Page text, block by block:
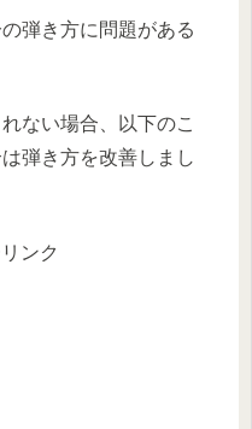
弾き方に問題がある
ない場合、以下のこ
弾き方を改善しまし
ンク